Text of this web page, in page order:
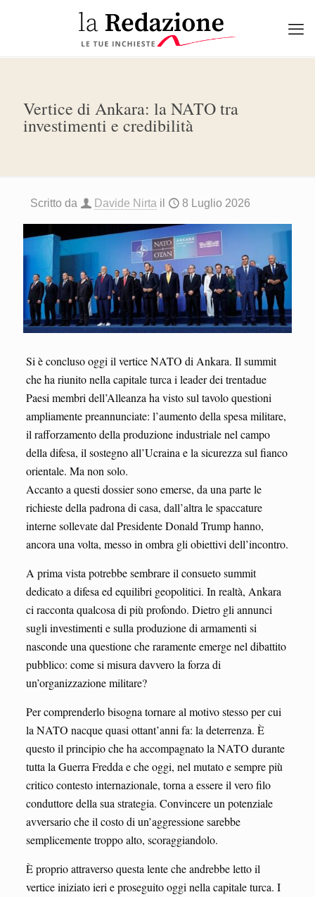
Vertice di Ankara: la NATO tra
investimenti e credibilità
Scritto da Davide Nirta il 8 Luglio 2026
Si è concluso oggi il vertice NATO di Ankara. Il summit
che ha riunito nella capitale turca i leader dei trentadue
Paesi membri dell’Alleanza ha visto sul tavolo questioni
ampliamente preannunciate: l’aumento della spesa militare,
il rafforzamento della produzione industriale nel campo
della difesa, il sostegno all’Ucraina e la sicurezza sul fianco
orientale. Ma non solo.
Accanto a questi dossier sono emerse, da una parte le
richieste della padrona di casa, dall’altra le spaccature
interne sollevate dal Presidente Donald Trump hanno,
ancora una volta, messo in ombra gli obiettivi dell’incontro.
A prima vista potrebbe sembrare il consueto summit
dedicato a difesa ed equilibri geopolitici. In realtà, Ankara
ci racconta qualcosa di più profondo. Dietro gli annunci
sugli investimenti e sulla produzione di armamenti si
nasconde una questione che raramente emerge nel dibattito
pubblico: come si misura davvero la forza di
un’organizzazione militare?
Per comprenderlo bisogna tornare al motivo stesso per cui
la NATO nacque quasi ottant’anni fa: la deterrenza. È
questo il principio che ha accompagnato la NATO durante
tutta la Guerra Fredda e che oggi, nel mutato e sempre più
critico contesto internazionale, torna a essere il vero filo
conduttore della sua strategia. Convincere un potenziale
avversario che il costo di un’aggressione sarebbe
semplicemente troppo alto, scoraggiandolo.
È proprio attraverso questa lente che andrebbe letto il
vertice iniziato ieri e proseguito oggi nella capitale turca. I